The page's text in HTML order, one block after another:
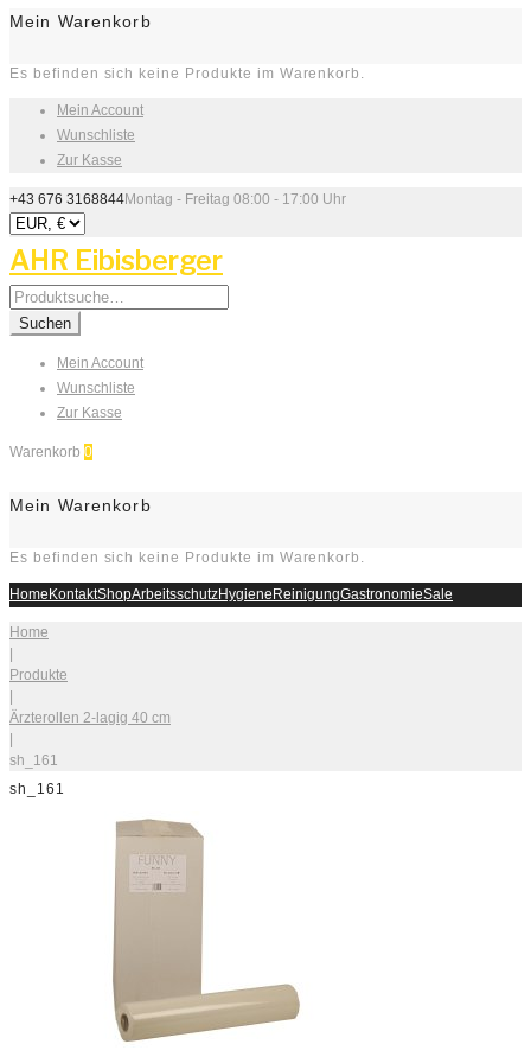
Mein Warenkorb
Es befinden sich keine Produkte im Warenkorb.
Mein Account
Wunschliste
Zur Kasse
+43 676 3168844Montag - Freitag 08:00 - 17:00 Uhr
AHR Eibisberger
Search
for:
Suchen
Mein Account
Wunschliste
Zur Kasse
Warenkorb 0
Mein Warenkorb
Es befinden sich keine Produkte im Warenkorb.
HomeKontaktShopArbeitsschutzHygieneReinigungGastronomieSale
Home
|
Produkte
|
Ärzterollen 2-lagig 40 cm
|
sh_161
sh_161